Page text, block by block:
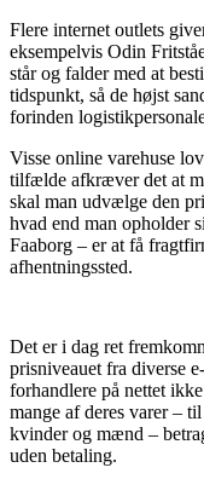
Flere internet outlets
eksempelvis Odin
står og falder med at
tidspunkt, så de højst
forinden
Visse online varehuse
tilfælde afkræver det at
skal man udvælge den
hvad end man opholder
Faaborg – er at få
afhentningssted.
Det er i dag ret
prisniveauet fra diverse
forhandlere på nettet
mange af deres varer –
kvinder og mænd –
uden betaling.